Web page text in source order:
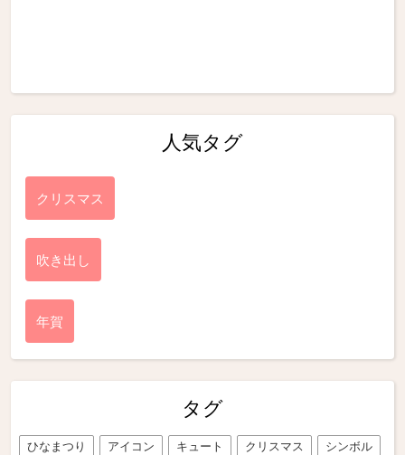
人気タグ
クリスマス
吹き出し
年賀
タグ
ひなまつり アイコン キュート クリスマス
シンボル